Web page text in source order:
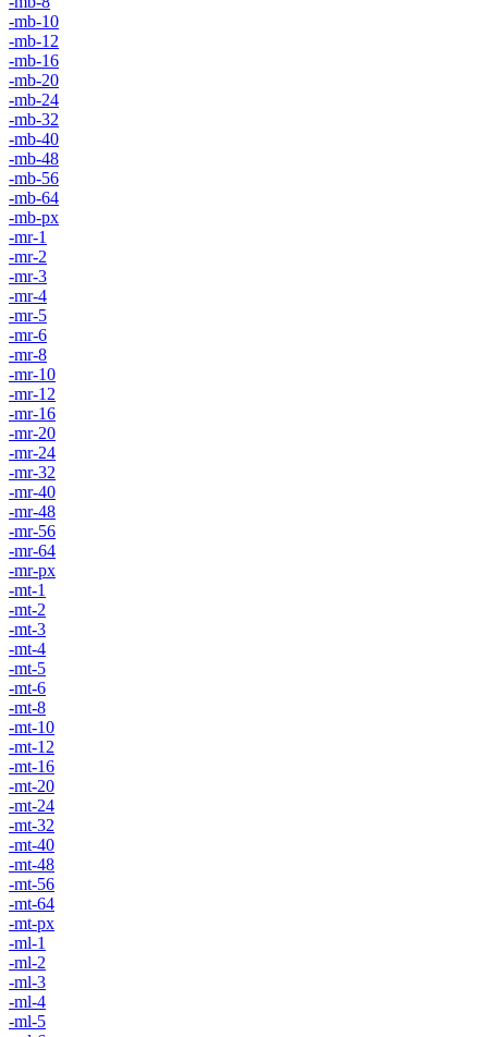
-mb-10
-mb-12
-mb-16
-mb-20
-mb-24
-mb-32
-mb-40
-mb-48
-mb-56
-mb-64
-mb-px
-mr-1
-mr-2
-mr-3
-mr-4
-mr-5
-mr-6
-mr-8
-mr-10
-mr-12
-mr-16
-mr-20
-mr-24
-mr-32
-mr-40
-mr-48
-mr-56
-mr-64
-mr-px
-mt-1
-mt-2
-mt-3
-mt-4
-mt-5
-mt-6
-mt-8
-mt-10
-mt-12
-mt-16
-mt-20
-mt-24
-mt-32
-mt-40
-mt-48
-mt-56
-mt-64
-mt-px
-ml-1
-ml-2
-ml-3
-ml-4
-ml-5